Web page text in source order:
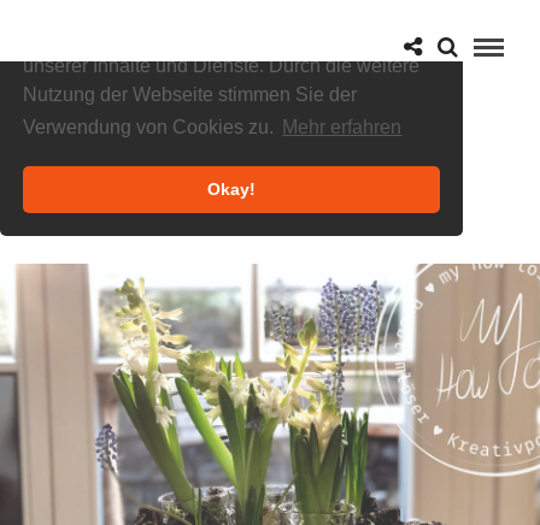
unserer Inhalte und Dienste. Durch die weitere
Nutzung der Webseite stimmen Sie der
Verwendung von Cookies zu.
Mehr erfahren
Okay!